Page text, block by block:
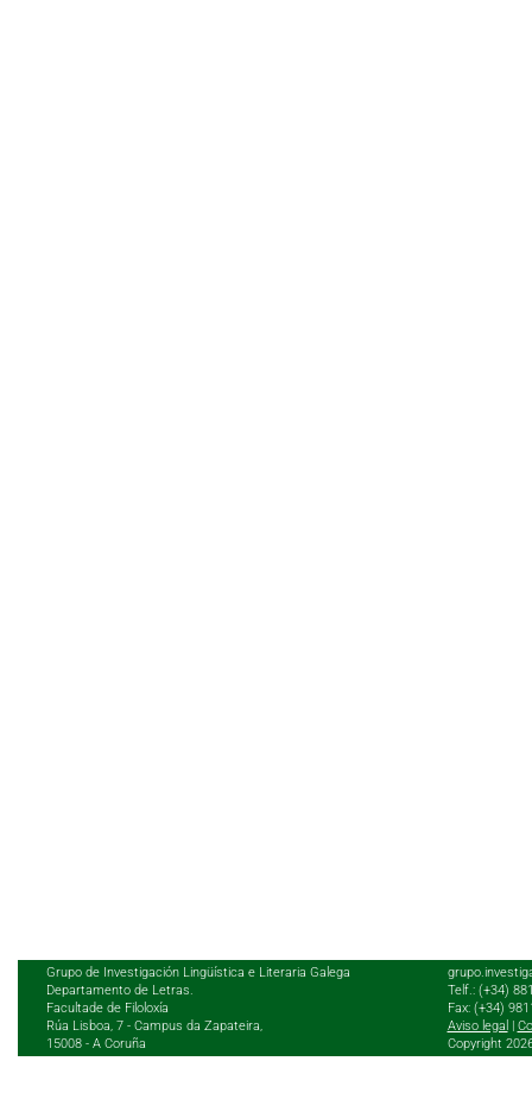
Grupo de Investigación Lingüística e Literaria Galega
Departamento de Letras.
Facultade de Filoloxía
Rúa Lisboa, 7 - Campus da Zapateira,
15008 - A Coruña
Telf.: (+34)
Fax: (+34)
Aviso legal
Copyright